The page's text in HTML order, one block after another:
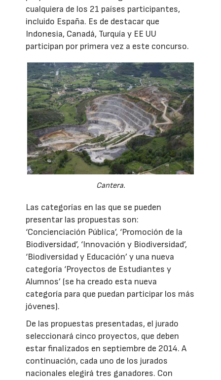
cualquiera de los 21 países participantes,
incluido España. Es de destacar que
Indonesia, Canadá, Turquía y EE UU
participan por primera vez a este concurso.
Cantera.
Las categorías en las que se pueden
presentar las propuestas son:
‘Concienciación Pública’, ‘Promoción de la
Biodiversidad’, ‘Innovación y Biodiversidad’,
‘Biodiversidad y Educación’ y una nueva
categoría ‘Proyectos de Estudiantes y
Alumnos’ (se ha creado esta nueva
categoría para que puedan participar los más
jóvenes).
De las propuestas presentadas, el jurado
seleccionará cinco proyectos, que deben
estar finalizados en septiembre de 2014. A
continuación, cada uno de los jurados
nacionales elegirá tres ganadores. Con